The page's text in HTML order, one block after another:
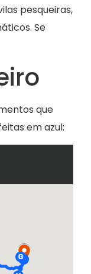
pesqueiras,
Se
que
em azul: